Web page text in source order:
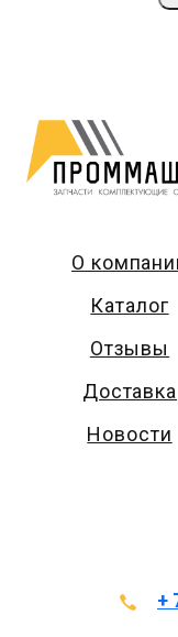
О
Каталог
Отзывы
Доставка
Новости
+